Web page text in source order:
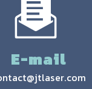
E-mail